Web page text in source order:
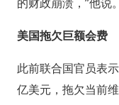
美国拖欠巨额会费
此前联合国官员表
亿美元，拖欠当前